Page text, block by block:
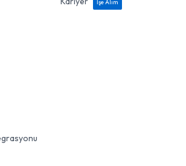
İşe Alım